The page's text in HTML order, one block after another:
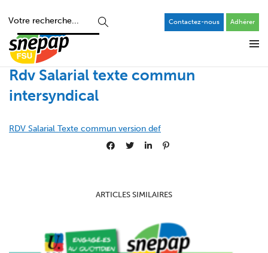
Contactez-nous Adhérer
Rdv Salarial texte commun
intersyndical
RDV Salarial Texte commun version def
ARTICLES SIMILAIRES